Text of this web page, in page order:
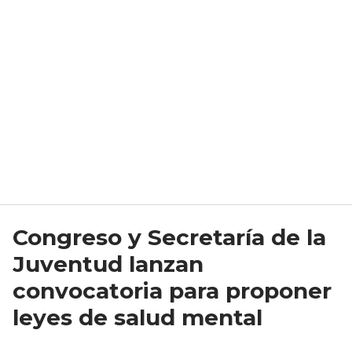
Congreso y Secretaría de la
Juventud lanzan
convocatoria para proponer
leyes de salud mental